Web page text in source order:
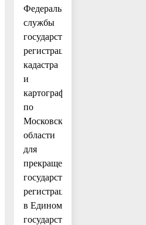
Федеральной
службы
государственной
регистрации,
кадастра
и
картографии
по
Московской
области
для
прекращения
государственной
регистрации
в Едином
государственном